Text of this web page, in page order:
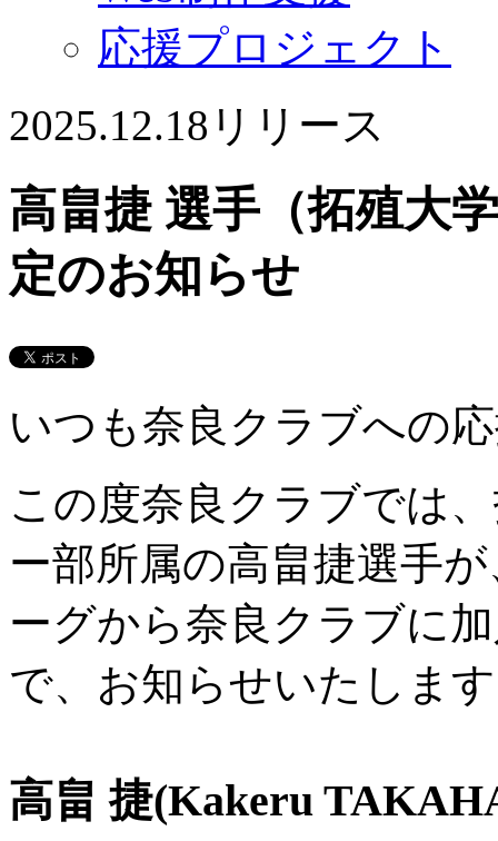
応援プロジェクト
2025.12.18 リリース
高畠捷 選手（拓殖大
定のお知らせ
いつも奈良クラブへの
この度奈良クラブでは
ー部所属の高畠捷選手
ーグから奈良クラブに
で、お知らせいたしま
高畠 捷(Kakeru